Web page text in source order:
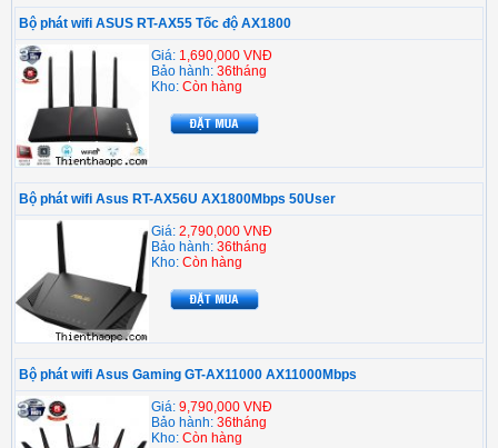
Bộ phát wifi ASUS RT-AX55 Tốc độ AX1800
Giá: 1,690,000 VNĐ
Bảo hành: 36tháng
Kho: Còn hàng
Bộ phát wifi Asus RT-AX56U AX1800Mbps 50User
Giá: 2,790,000 VNĐ
Bảo hành: 36tháng
Kho: Còn hàng
Bộ phát wifi Asus Gaming GT-AX11000 AX11000Mbps
Giá: 9,790,000 VNĐ
Bảo hành: 36tháng
Kho: Còn hàng